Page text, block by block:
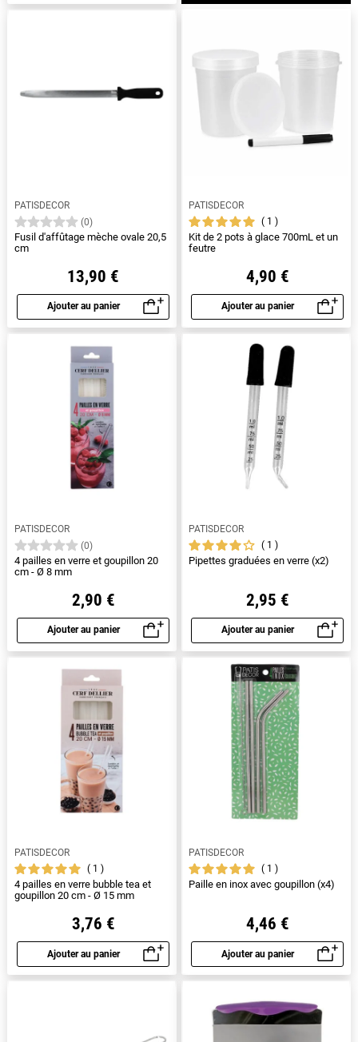
PATISDECOR
(0)
Fusil d'affûtage mèche ovale 20,5
cm
13,90 €
Ajouter au panier
Aperçu rapide
PATISDECOR
1
Kit de 2 pots à glace 700mL et un
feutre
4,90 €
Ajouter au panier
Aperçu rapide
PATISDECOR
(0)
4 pailles en verre et goupillon 20
cm - Ø 8 mm
2,90 €
Ajouter au panier
Aperçu rapide
PATISDECOR
1
Pipettes graduées en verre (x2)
2,95 €
Ajouter au panier
Aperçu rapide
PATISDECOR
1
4 pailles en verre bubble tea et
goupillon 20 cm - Ø 15 mm
3,76 €
Ajouter au panier
Aperçu rapide
PATISDECOR
1
Paille en inox avec goupillon (x4)
4,46 €
Ajouter au panier
Aperçu rapide